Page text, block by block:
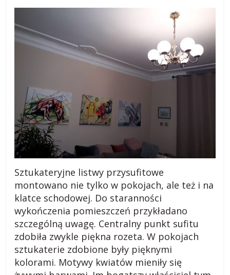
Sztukateryjne listwy przysufitowe
montowano nie tylko w pokojach, ale też i na
klatce schodowej. Do staranności
wykończenia pomieszczeń przykładano
szczególną uwagę. Centralny punkt sufitu
zdobiła zwykle piękna rozeta. W pokojach
sztukaterie zdobione były pięknymi
kolorami. Motywy kwiatów mieniły się